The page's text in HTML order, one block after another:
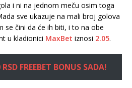
i ni na jednom meču osim toga
sve ukazuje na mali broj golova
se čini da će ih biti, i to na obe
u kladionici MaxBet iznosi 2.05.
FREEBET BONUS SADA!